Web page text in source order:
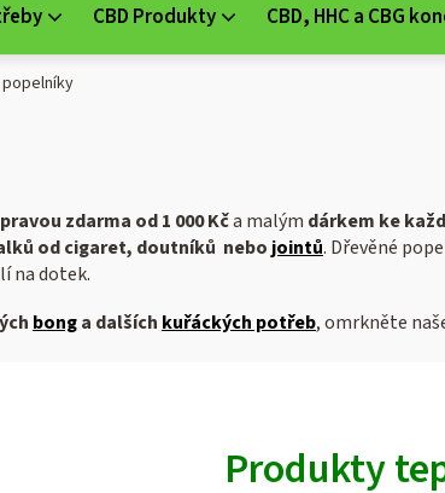
CBD Produkty CBD, HHC a CBG
zdarma od 1 000 Kča malým dárkem ke
od cigaret, doutníků nebo jointů. Dřevěné
na dotek.
bonga dalších kuřáckých potřeb, omrkněte
Produkty